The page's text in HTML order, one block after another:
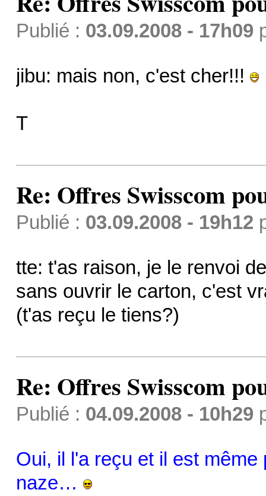
Publié : 03.09.2008 - 17h09
jibu: mais non, c'est cher!!!
T
Re: Offres Swisscom
Publié : 03.09.2008 - 19h12
tte: t'as raison, je le renvoi
sans ouvrir le carton, c'est
(t'as reçu le tiens?)
Re: Offres Swisscom
Publié : 04.09.2008 - 10h29
Oui, il l'a reçu et il est
naze…